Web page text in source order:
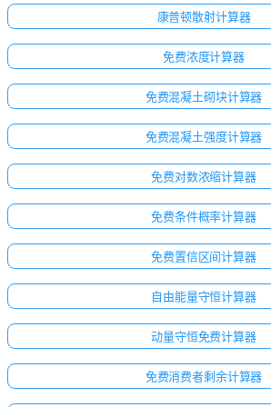
康普顿散射计算器
免费浓度计算器
免费混凝土砌块计算器
免费混凝土强度计算器
免费对数浓缩计算器
免费条件概率计算器
免费置信区间计算器
自由能量守恒计算器
动量守恒免费计算器
免费消费者剩余计算器